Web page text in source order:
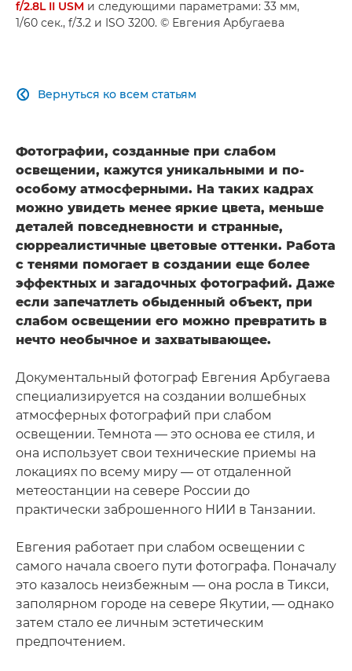
f/2.8L II USM и следующими параметрами: 33 мм,
1/60 сек., f/3.2 и ISO 3200. © Евгения Арбугаева
Вернуться ко всем статьям

Фотографии, созданные при слабом
освещении, кажутся уникальными и по-
особому атмосферными. На таких кадрах
можно увидеть менее яркие цвета, меньше
деталей повседневности и странные,
сюрреалистичные цветовые оттенки. Работа
с тенями помогает в создании еще более
эффектных и загадочных фотографий. Даже
если запечатлеть обыденный объект, при
слабом освещении его можно превратить в
нечто необычное и захватывающее.
Документальный фотограф Евгения Арбугаева
специализируется на создании волшебных
атмосферных фотографий при слабом
освещении. Темнота — это основа ее стиля, и
она использует свои технические приемы на
локациях по всему миру — от отдаленной
метеостанции на севере России до
практически заброшенного НИИ в Танзании.
Евгения работает при слабом освещении с
самого начала своего пути фотографа. Поначалу
это казалось неизбежным — она росла в Тикси,
заполярном городе на севере Якутии, — однако
затем стало ее личным эстетическим
предпочтением.